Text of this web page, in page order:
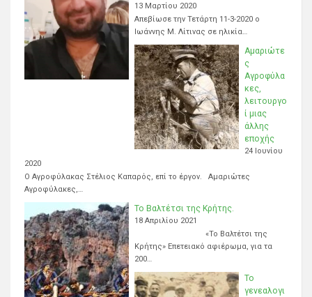
13 Μαρτίου 2020
Απεβίωσε την Τετάρτη 11-3-2020 ο
Ιωάννης Μ. Λίτινας σε ηλικία…
Αμαριώτε
ς
Αγροφύλα
κες,
λειτουργο
ί μιας
άλλης
εποχής
24 Ιουνίου
2020
Ο Αγροφύλακας Στέλιος Καπαρός, επί το έργον. Αμαριώτες
Αγροφύλακες,…
Το Βαλτέτσι της Κρήτης.
18 Απριλίου 2021
«Το Βαλτέτσι της
Κρήτης» Επετειακό αφιέρωμα, για τα
200…
Το
γενεαλογι